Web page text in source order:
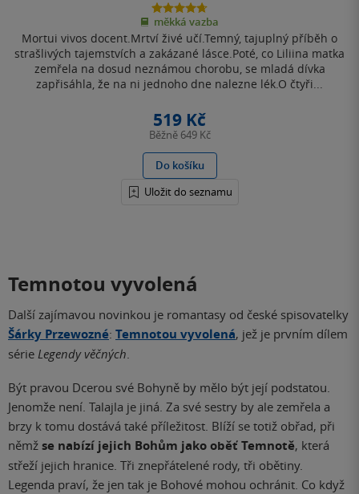
4.7
z
5
hvězdiček
měkká vazba
Mortui vivos docent.Mrtví živé učí.Temný, tajuplný příběh o
strašlivých tajemstvích a zakázané lásce.Poté, co Liliina matka
zemřela na dosud neznámou chorobu, se mladá dívka
zapřisáhla, že na ni jednoho dne nalezne lék.O čtyři...
519 Kč
Běžně 649 Kč
Do košíku
Uložit do seznamu
Temnotou vyvolená
Další zajímavou novinkou je romantasy od české spisovatelky
Šárky Przewozné: Temnotou vyvolená, jež je prvním dílem
série Legendy věčných
Být pravou Dcerou své Bohyně by mělo být její podstatou.
Jenomže není. Talajla je jiná. Za své sestry by ale zemřela a
brzy k tomu dostává také příležitost. Blíží se totiž obřad, při
němž se nabízí jejich Bohům jako oběť Temnotě, která
střeží jejich hranice. Tři znepřátelené rody, tři obětiny.
Legenda praví, že jen tak je Bohové mohou ochránit. Co když